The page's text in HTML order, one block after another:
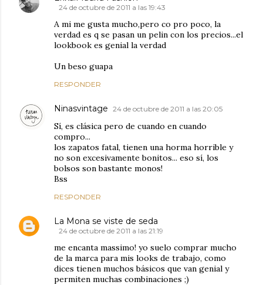
24 de octubre de 2011 a las 19:43
A mi me gusta mucho,pero co pro poco, la
verdad es q se pasan un pelin con los precios...el
lookbook es genial la verdad
Un beso guapa
RESPONDER
Ninasvintage 24 de octubre de 2011 a las 20:05
Sí, es clásica pero de cuando en cuando
compro...
los zapatos fatal, tienen una horma horrible y
no son excesivamente bonitos... eso sí, los
bolsos son bastante monos!
Bss
RESPONDER
La Mona se viste de seda
24 de octubre de 2011 a las 21:19
me encanta massimo! yo suelo comprar mucho
de la marca para mis looks de trabajo, como
dices tienen muchos básicos que van genial y
permiten muchas combinaciones ;)